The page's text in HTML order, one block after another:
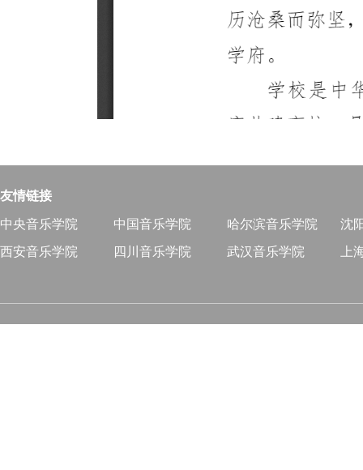
友情链接
中央音乐学院 中国音乐学院 哈尔滨音乐学院
沈
西安音乐学院
四川音乐学院 武汉音乐学院 上